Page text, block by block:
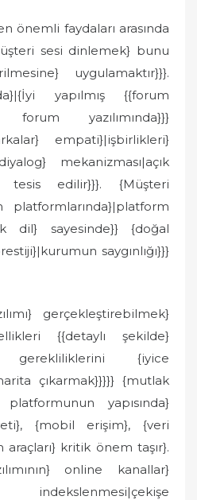
önemli faydaları arasında
sesi dinlemek} bunu
uygulamaktır}}}.
yapılmış {{forum
forum yazılımında}}}
empati}|işbirlikleri}
mekanizması|açık
tesis edilir}}}. {Müşteri
dil} sayesinde}} {doğal
saygınlığı}}}
gerçekleştirebilmek}
{{detaylı şekilde}
gerekliliklerini {iyice
çıkarmak}}}}} {mutlak
yapısında}
{mobil erişim}, {veri
kritik önem taşır}.
online kanallar}
indekslenmesi|çekişe